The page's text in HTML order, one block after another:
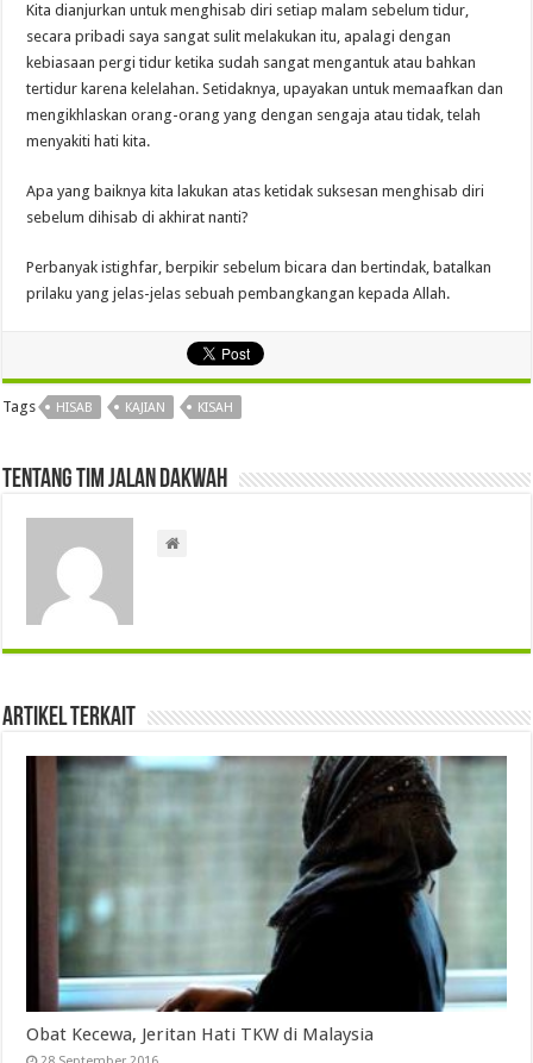
Kita dianjurkan untuk menghisab diri setiap malam sebelum tidur,
secara pribadi saya sangat sulit melakukan itu, apalagi dengan
kebiasaan pergi tidur ketika sudah sangat mengantuk atau bahkan
tertidur karena kelelahan. Setidaknya, upayakan untuk memaafkan dan
mengikhlaskan orang-orang yang dengan sengaja atau tidak, telah
menyakiti hati kita.
Apa yang baiknya kita lakukan atas ketidak suksesan menghisab diri
sebelum dihisab di akhirat nanti?
Perbanyak istighfar, berpikir sebelum bicara dan bertindak, batalkan
prilaku yang jelas-jelas sebuah pembangkangan kepada Allah.
Tags HISAB KAJIAN KISAH
Tentang Tim Jalan Dakwah
Artikel Terkait
Obat Kecewa, Jeritan Hati TKW di Malaysia